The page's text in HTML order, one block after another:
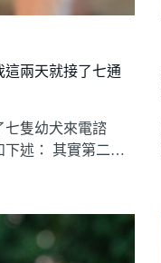
兩天就接了七通
七隻幼犬來電諮
下述： 其實第二…